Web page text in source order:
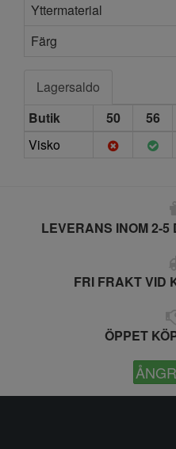
Yttermaterial
Färg
Lagersaldo
Butik
50 56
Visko
LEVERANS INOM 2-5
FRI FRAKT VID
ÖPPET